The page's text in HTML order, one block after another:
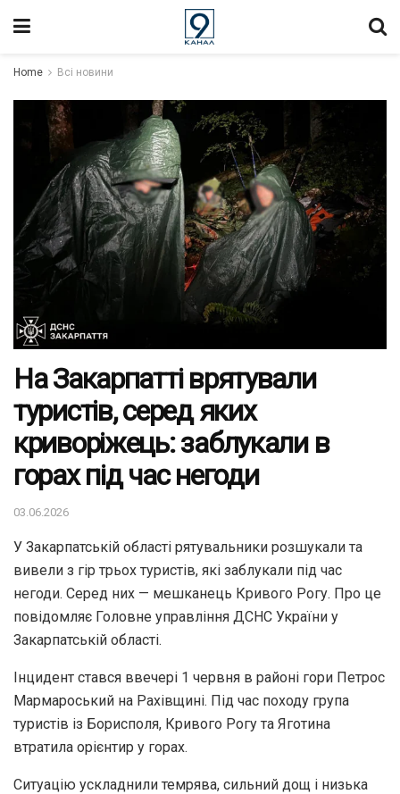
Home Всі новини
На Закарпатті врятували
туристів, серед яких
криворіжець: заблукали в
горах під час негоди
03.06.2026
У Закарпатській області рятувальники розшукали та
вивели з гір трьох туристів, які заблукали під час
негоди. Серед них — мешканець Кривого Рогу. Про це
повідомляє Головне управління ДСНС України у
Закарпатській області.
Інцидент стався ввечері 1 червня в районі гори Петрос
Мармароський на Рахівщині. Під час походу група
туристів із Борисполя, Кривого Рогу та Яготина
втратила орієнтир у горах.
Ситуацію ускладнили темрява, сильний дощ і низька